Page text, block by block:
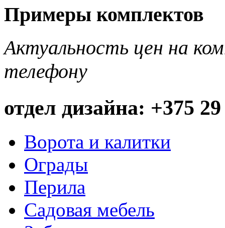
Примеры комплектов
Актуальность цен на
телефону
отдел дизайна: +375
Ворота и калитки
Ограды
Перила
Садовая мебель